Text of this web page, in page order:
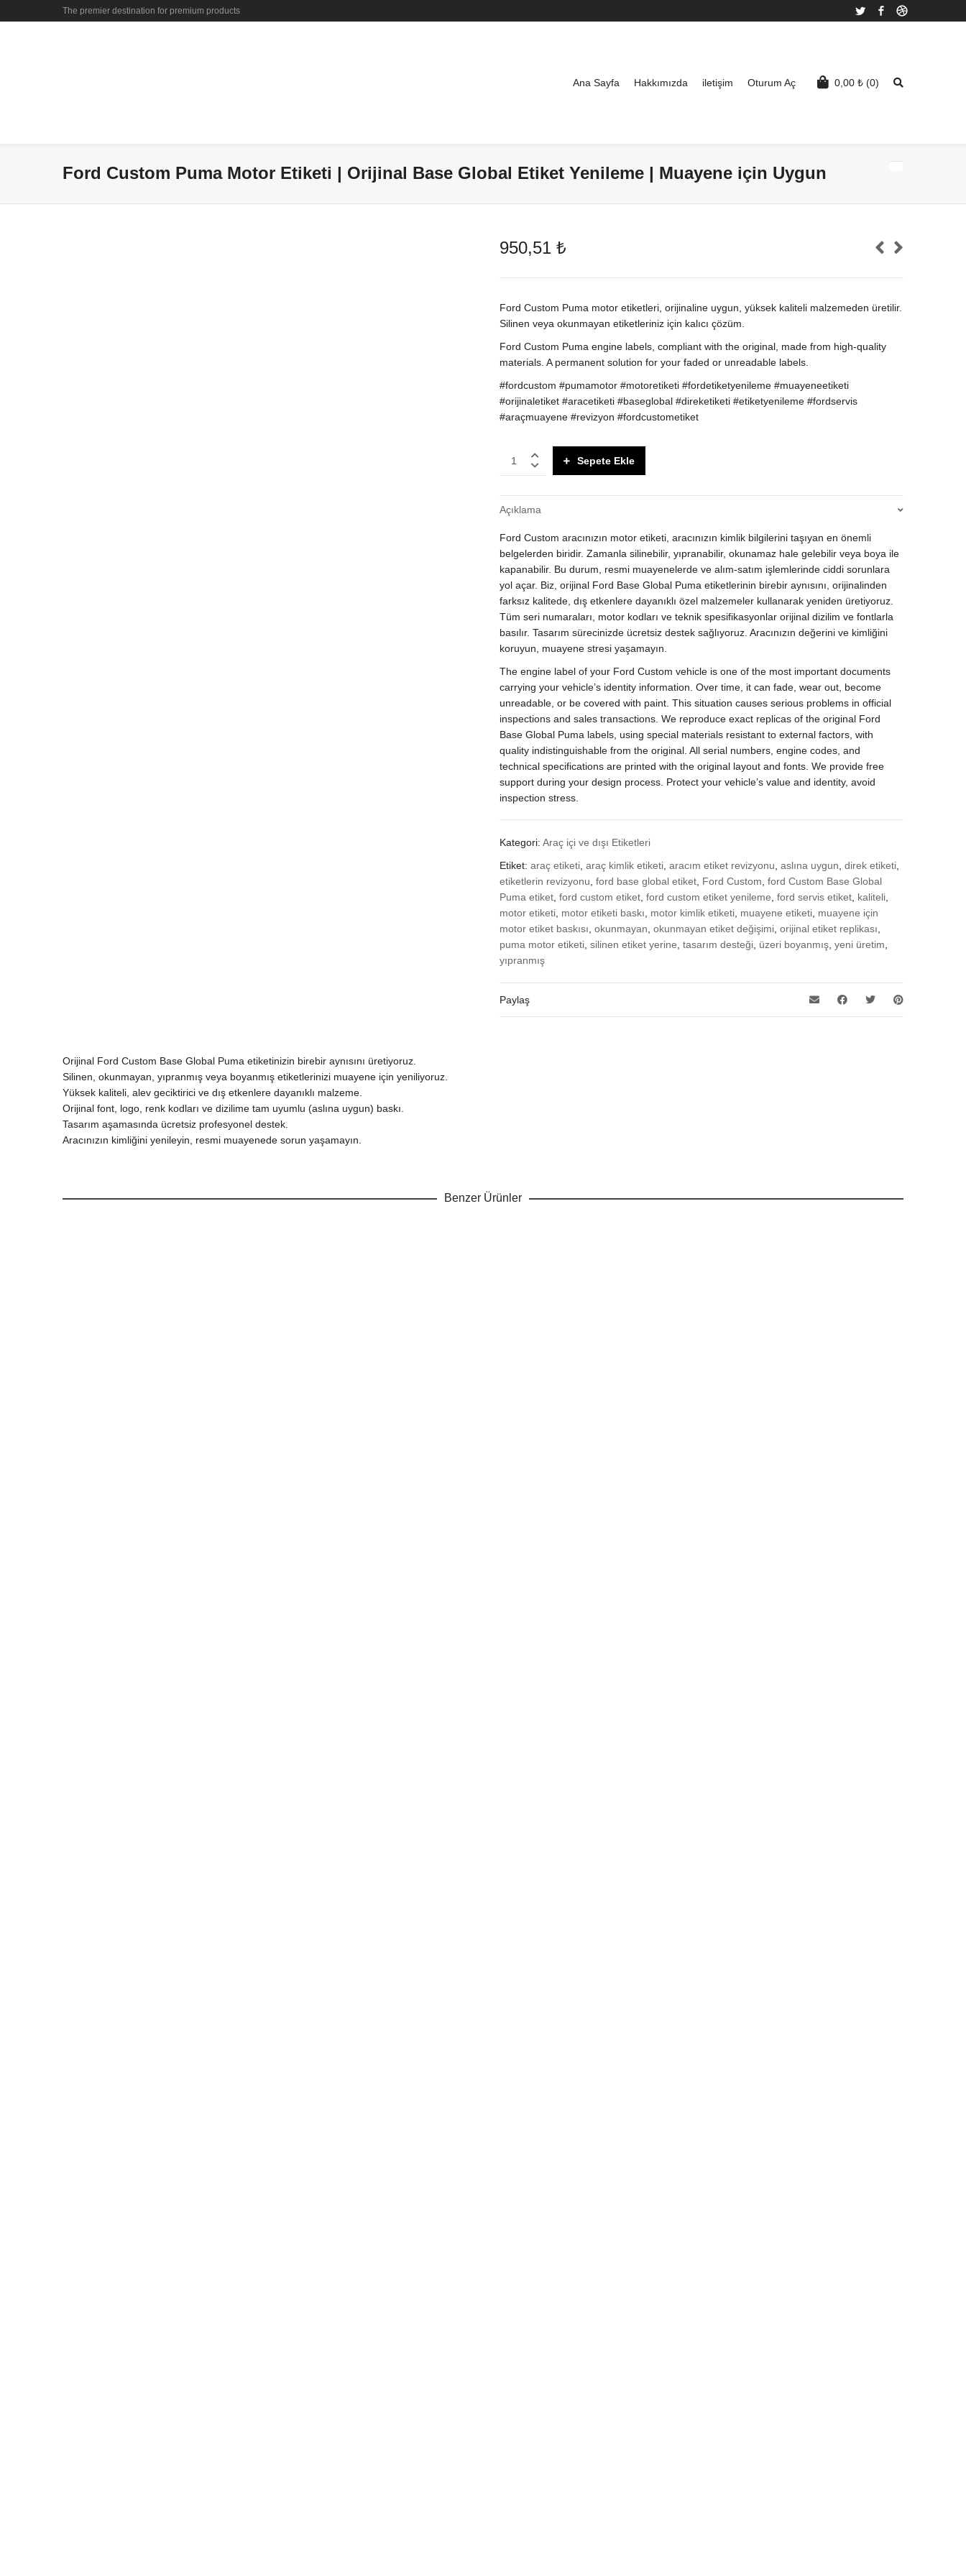
The premier destination for premium products Twitter Facebook
0,00 ₺ (0)
Ana Sayfa Hakkımızda iletişim Oturum Aç
Ford Custom Puma Motor Etiketi | Orijinal Base Global Etiket Yenileme | Muayene için Uygun
950,51₺
Ford Custom Puma motor etiketleri, orijinaline uygun, yüksek kaliteli malzemeden üretilir.
Silinen veya okunmayan etiketleriniz için kalıcı çözüm.
Ford Custom Puma engine labels, compliant with the original, made from high-quality
materials. A permanent solution for your faded or unreadable labels.
#fordcustom #pumamotor #motoretiketi #fordetiketyenileme #muayeneetiketi
#orijinaletiket #aracetiketi #baseglobal #direketiketi #etiketyenileme #fordservis
#araçmuayene #revizyon #fordcustometiket
Custom
Motor
Etiketi
Orijinale
Uygun
Yeni
Üretim
|
Muayene
Revizyon
için
quantity
Sepete Ekle
Açıklama
Ford Custom aracınızın motor etiketi, aracınızın kimlik bilgilerini taşıyan en önemli
belgelerden biridir. Zamanla silinebilir, yıpranabilir, okunamaz hale gelebilir veya boya ile
kapanabilir. Bu durum, resmi muayenelerde ve alım-satım işlemlerinde ciddi sorunlara
yol açar. Biz, orijinal Ford Base Global Puma etiketlerinin birebir aynısını, orijinalinden
farksız kalitede, dış etkenlere dayanıklı özel malzemeler kullanarak yeniden üretiyoruz.
Tüm seri numaraları, motor kodları ve teknik spesifikasyonlar orijinal dizilim ve fontlarla
basılır. Tasarım sürecinizde ücretsiz destek sağlıyoruz. Aracınızın değerini ve kimliğini
koruyun, muayene stresi yaşamayın.
The engine label of your Ford Custom vehicle is one of the most important documents
carrying your vehicle’s identity information. Over time, it can fade, wear out, become
unreadable, or be covered with paint. This situation causes serious problems in official
inspections and sales transactions. We reproduce exact replicas of the original Ford
Base Global Puma labels, using special materials resistant to external factors, with
quality indistinguishable from the original. All serial numbers, engine codes, and
technical specifications are printed with the original layout and fonts. We provide free
support during your design process. Protect your vehicle’s value and identity, avoid
inspection stress.
Kategori:Araç içi ve dışı Etiketleri
Etiket:araç etiketi ,araç kimlik etiketi ,aracım etiket revizyonu ,aslına uygun ,direk etiketi
etiketlerin revizyonu ,ford base global etiket Ford Custom ,ford Custom Base Global
Puma etiket ,ford custom etiket ,ford custom etiket yenileme ,ford servis etiket kaliteli
motor etiketi motor etiketi baskı motor kimlik etiketi muayene etiketi muayene için
motor etiket baskısı ,okunmayan ,okunmayan etiket değişimi ,orijinal etiket replikası
puma motor etiketi ,silinen etiket yerine ,tasarım desteği üzeri boyanmış ,yeni üretim
yıpranmış
Paylaş
Orijinal Ford Custom Base Global Puma etiketinizin birebir aynısını üretiyoruz.
Silinen, okunmayan, yıpranmış veya boyanmış etiketlerinizi muayene için yeniliyoruz.
Yüksek kaliteli, alev geciktirici ve dış etkenlere dayanıklı malzeme.
Orijinal font, logo, renk kodları ve dizilime tam uyumlu (aslına uygun) baskı.
Tasarım aşamasında ücretsiz profesyonel destek.
Aracınızın kimliğini yenileyin, resmi muayenede sorun yaşamayın.
Benzer Ürünler